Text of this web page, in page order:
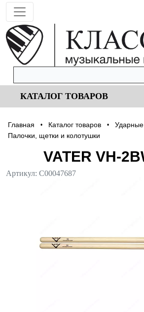
КАТАЛОГ ТОВАРОВ
Главная • Каталог товаров • Ударные
Палочки, щетки и колотушки
VATER VH-
Артикул: С00047687